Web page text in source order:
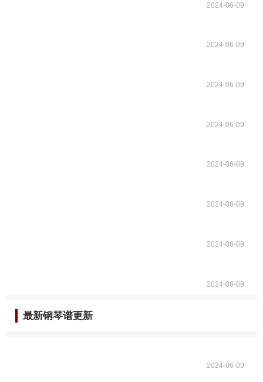
2024-06-09
2024-06-09
2024-06-09
2024-06-09
2024-06-09
2024-06-09
2024-06-09
2024-06-09
最新钢琴谱更新
2024-06-09